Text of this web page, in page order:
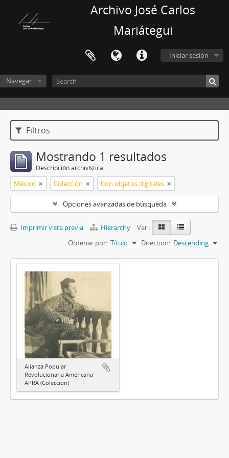
Archivo José Carlos
Mariátegui
Iniciar sesión
Navegar
Filtros
Mostrando 1 resultados
Descripción archivística
México Colección Con objetos digitales
Opciones avanzadas de búsqueda
Imprimir vista previa Hierarchy
Ver :
Ordenar por: Título Direction: Descending
Alianza Popular
Revolucionaria Americana-
APRA (Colección)